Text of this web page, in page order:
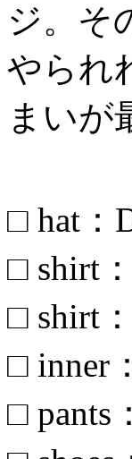
ジ。そ
やられ
まいが
□ hat：
□ shirt
□ shirt
□ inner
□ pants